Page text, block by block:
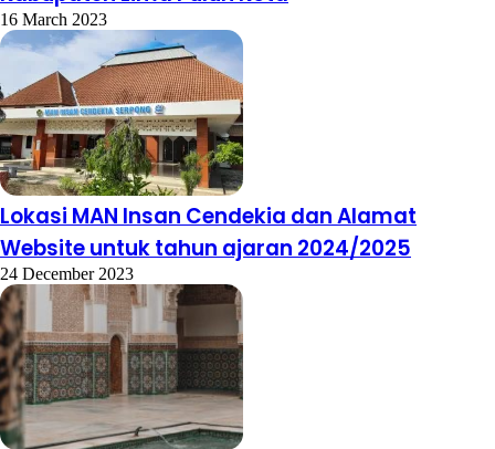
16 March 2023
Lokasi MAN Insan Cendekia dan Alamat
Website untuk tahun ajaran 2024/2025
24 December 2023